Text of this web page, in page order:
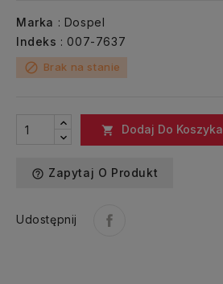
Marka : Dospel
Indeks : 007-7637
block Brak na stanie
 Dodaj Do Koszyka
help_outline Zapytaj O Produkt
Udostępnij